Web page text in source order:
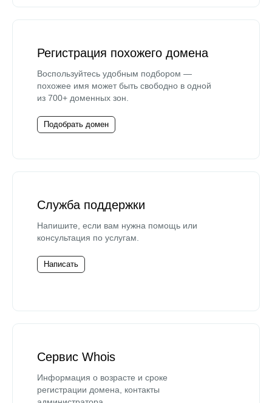
Регистрация похожего домена
Воспользуйтесь удобным подбором —
похожее имя может быть свободно в одной
из 700+ доменных зон.
Подобрать домен
Служба поддержки
Напишите, если вам нужна помощь или
консультация по услугам.
Написать
Сервис Whois
Информация о возрасте и сроке
регистрации домена, контакты